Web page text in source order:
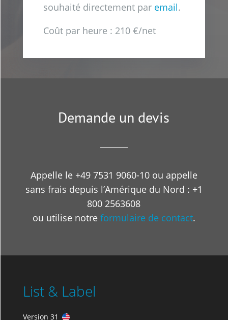
souhaité directement par email.
Coût par heure : 210 €/net
Demande un devis
Appelle le +49 7531 9060-10 ou appelle
sans frais depuis l’Amérique du Nord : +1
800 2563608
ou utilise notre formulaire de contact.
List & Label
Version 31